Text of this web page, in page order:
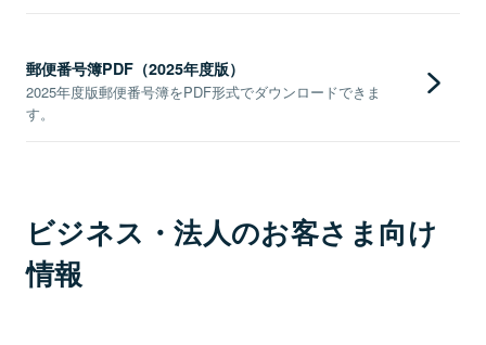
郵便番号簿PDF（2025年度版）
2025年度版郵便番号簿をPDF形式でダウンロードできま
す。
ビジネス・法人のお客さま向け
情報